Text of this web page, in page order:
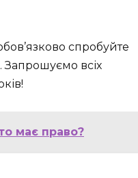
спробуйте
всіх
має право?